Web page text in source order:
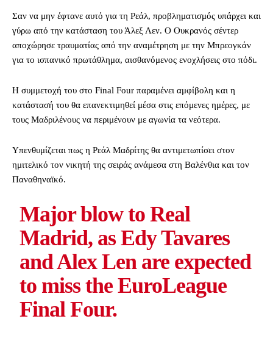
Σαν να μην έφτανε αυτό για τη Ρεάλ, προβληματισμός υπάρχει και
γύρω από την κατάσταση του Άλεξ Λεν. Ο Ουκρανός σέντερ
αποχώρησε τραυματίας από την αναμέτρηση με την Μπρεογκάν
για το ισπανικό πρωτάθλημα, αισθανόμενος ενοχλήσεις στο πόδι.
Η συμμετοχή του στο Final Four παραμένει αμφίβολη και η
κατάστασή του θα επανεκτιμηθεί μέσα στις επόμενες ημέρες, με
τους Μαδριλένους να περιμένουν με αγωνία τα νεότερα.
Υπενθυμίζεται πως η Ρεάλ Μαδρίτης θα αντιμετωπίσει στον
ημιτελικό τον νικητή της σειράς ανάμεσα στη Βαλένθια και τον
Παναθηναϊκό.
Major blow to Real
Madrid, as Edy Tavares
and Alex Len are expected
to miss the EuroLeague
Final Four.